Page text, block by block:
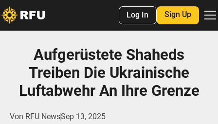
Log In Sign Up
Aufgerüstete Shaheds
Treiben Die Ukrainische
Luftabwehr An Ihre Grenze
Von RFU NewsSep 13, 2025